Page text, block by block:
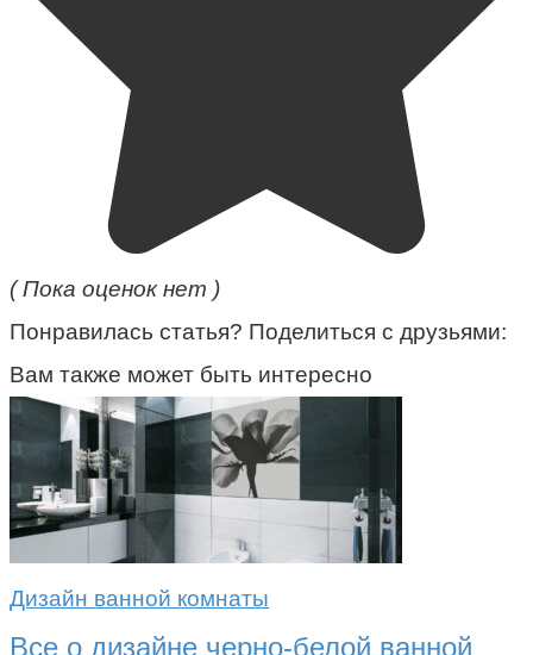
( Пока оценок нет )
Понравилась статья? Поделиться с друзьями:
Вам также может быть интересно
Дизайн ванной комнаты
Все о дизайне черно-белой ванной